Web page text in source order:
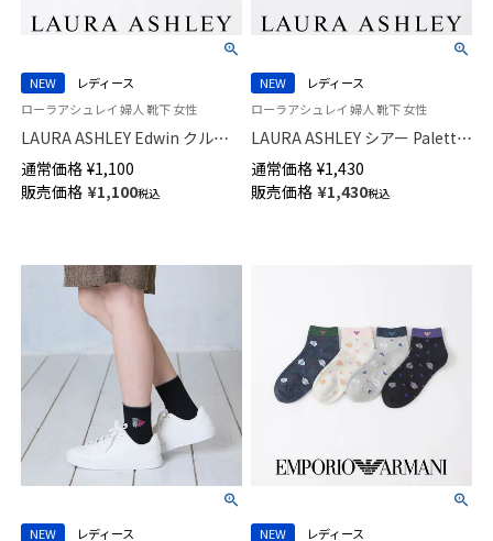
NEW
レディース
ローラアシュレイ 婦人 靴下 女性
LAURA ASHLEY Edwin クルー
丈 ソックス レディース
03357418
通常価格 ¥1,100
販売価格 ¥1,100税込
NEW
レディース
ローラアシュレイ 婦人 靴下 女性
LAURA ASHLEY シアー Paletto
スニーカー丈 ソックス レディ
ース 日本製 03357397
通常価格 ¥1,430
販売価格 ¥1,430税込
NEW
レディース
NEW
レディース